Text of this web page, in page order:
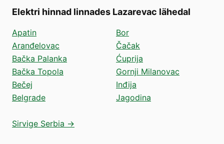
Elektri hinnad linnades Lazarevac lähedal
Apatin
Aranđelovac
Bačka Palanka
Bačka Topola
Bečej
Belgrade
Bor
Čačak
Ćuprija
Gornji Milanovac
Inđija
Jagodina
Sirvige Serbia →